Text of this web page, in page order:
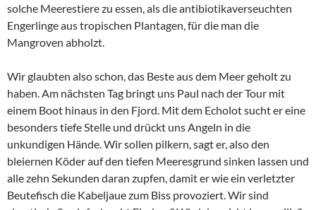
solche Meerestiere zu essen, als die antibiotikaverseuchten
Engerlinge aus tropischen Plantagen, für die man die
Mangroven abholzt.
Wir glaubten also schon, das Beste aus dem Meer geholt zu
haben. Am nächsten Tag bringt uns Paul nach der Tour mit
einem Boot hinaus in den Fjord. Mit dem Echolot sucht er eine
besonders tiefe Stelle und drückt uns Angeln in die
unkundigen Hände. Wir sollen pilkern, sagt er, also den
bleiernen Köder auf den tiefen Meeresgrund sinken lassen und
alle zehn Sekunden daran zupfen, damit er wie ein verletzter
Beutefisch die Kabeljaue zum Biss provoziert. Wir sind